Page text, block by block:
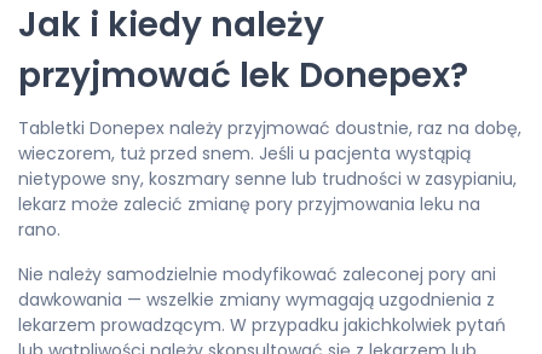
Jak i kiedy należy
przyjmować lek Donepex?
Tabletki Donepex należy przyjmować doustnie, raz na dobę,
wieczorem, tuż przed snem. Jeśli u pacjenta wystąpią
nietypowe sny, koszmary senne lub trudności w zasypianiu,
lekarz może zalecić zmianę pory przyjmowania leku na
rano.
Nie należy samodzielnie modyfikować zaleconej pory ani
dawkowania — wszelkie zmiany wymagają uzgodnienia z
lekarzem prowadzącym. W przypadku jakichkolwiek pytań